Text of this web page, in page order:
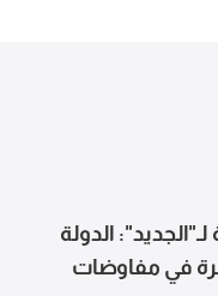
الدولة
في مفاوضات